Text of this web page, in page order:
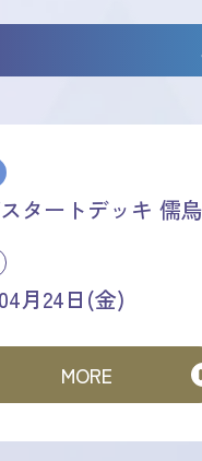
タートデッキ 儒
月24日(金)
MORE